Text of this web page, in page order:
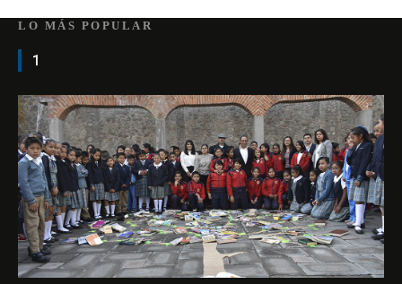
LO MÁS POPULAR
1